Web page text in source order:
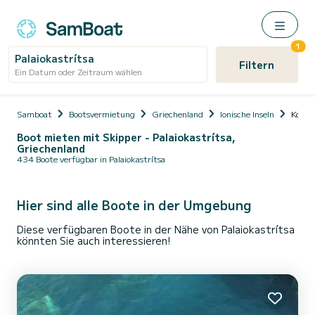
Palaiokastrítsa
Ein Datum oder Zeitraum wählen Filtern
1
Samboat Bootsvermietung Griechenland Ionische Inseln Korfu
Boot mieten mit Skipper - Palaiokastrítsa,
Griechenland
434 Boote verfügbar in Palaiokastrítsa
Hier sind alle Boote in der Umgebung
Diese verfügbaren Boote in der Nähe von Palaiokastrítsa
könnten Sie auch interessieren!